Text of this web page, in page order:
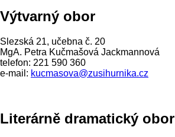
Výtvarný obor
Slezská 21, učebna č. 20
MgA. Petra Kučmašová Jackmannová
telefon: 221 590 360
e-mail: kucmasova@zusihurnika.cz
Literárně dramatický obor